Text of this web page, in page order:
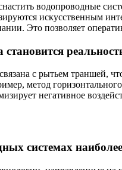
водопроводные
искусственным
Это позволяет
с рытьем траншей,
метод
негативное
системах